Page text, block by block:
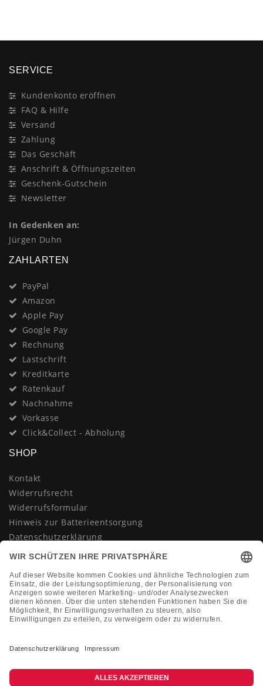
SERVICE
Kundenkonto eröffnen
FAQ & Hilfe
Versand
Zahlung
Das Geschäft
Anschrift & Öffnungszeiten
Geschenk-Gutschein
Newsletter
In Gedenken an:
Jürgen Duhn
ZAHLARTEN
PayPal
Amazon
Apple Pay
Google Pay
Rechnung
Lastschrift
Kreditkarte
Ratenkauf
Nachnahme
Vorkasse
Click&Collect - Abholung
SHOP
Kontakt
Widerrufsrecht
Widerrufsformular
Hinweis zur Batterieentsorgung
Datenschutzerklärung
AGB
Vertrag widerrufen
KONTAKT
+49 (0)2133 210433
shop@dienadel.de
Kieler Str. 18 - 41540 Dormagen